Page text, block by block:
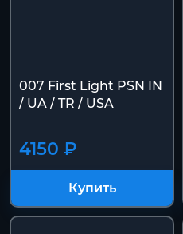
007 First Light PSN IN
/ UA / TR / USA
4150 ₽
Купить